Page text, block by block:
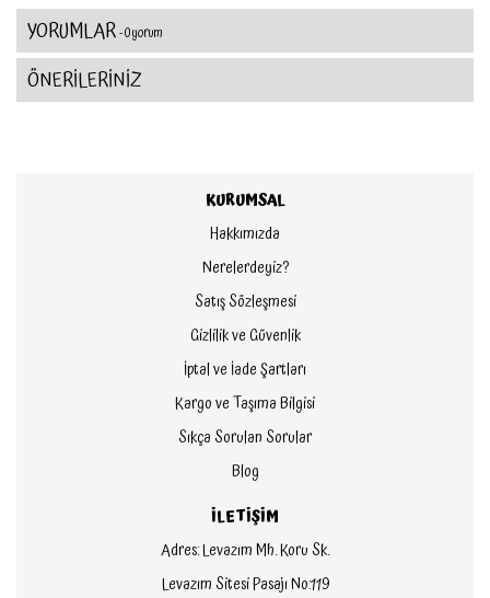
YORUMLAR- 0 yorum
ÖNERİLERİNİZ
KURUMSAL
Hakkımızda
Nerelerdeyiz?
Satış Sözleşmesi
Gizlilik ve Güvenlik
İptal ve İade Şartları
Kargo ve Taşıma Bilgisi
Sıkça Sorulan Sorular
Blog
İLETİŞİM
Adres: Levazım Mh. Koru Sk.
Levazım Sitesi Pasajı No:119